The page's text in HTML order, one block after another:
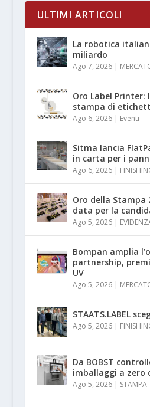
ULTIMI ARTICOLI
La robotica
miliardo
Ago 7, 2026|
Oro Label Printer:
stampa di
Ago 6, 2026| Eventi
Sitma lancia
in carta per i
Ago 6, 2026|
Oro della Stampa
data per la
Ago 5, 2026|
Bompan amplia
partnership,
UV
Ago 5, 2026|
STAATS.LABEL
Ago 5, 2026|
Da BOBST
imballaggi a
Ago 5, 2026| STAMPA